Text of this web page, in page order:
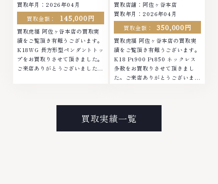
買取年月：2026年04月
買取金額：
145,000円
買取虎福 阿佐ヶ谷本店の買取実
績をご覧頂き有難うございます。
K18WG 長方形型ペンダントトッ
プをお買取りさせて頂きました。
ご来店ありがとうございました。
ら、お任せくださいなかでも金・
プラチナ等のアクセサリー・貴金
属・宝石・ダイヤモンド・ジュエ
リーや ブランド品・時計等は特
買取店舗：阿佐ヶ谷本店
買取年月：2026年04月
買取金額：
350,000円
買取虎福 阿佐ヶ谷本店の買取実
績をご覧頂き有難うございます。
K18 Pt900 Pt850 ネックレス
多数をお買取りさせて頂きまし
た。ご来店ありがとうございまし
ブランド衣類 お酒買取りのこと
なら、お任せくださいなかでも
金・プラチナ等のアクセサリー・
貴金属・宝石・ダイヤモンド・ジ
買取実績一覧